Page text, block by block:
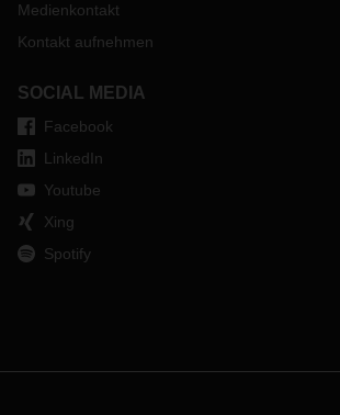
Medienkontakt
Kontakt aufnehmen
SOCIAL MEDIA
Facebook
LinkedIn
Youtube
Xing
Spotify